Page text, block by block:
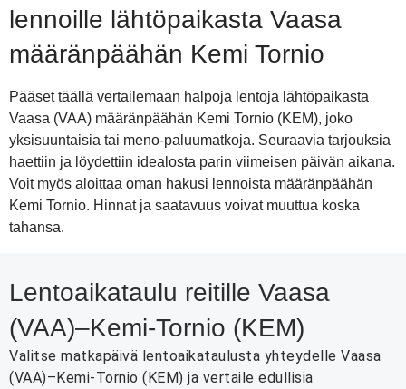
lennoille lähtöpaikasta Vaasa
määränpäähän Kemi Tornio
Pääset täällä vertailemaan halpoja lentoja lähtöpaikasta
Vaasa (VAA) määränpäähän Kemi Tornio (KEM), joko
yksisuuntaisia tai meno-paluumatkoja. Seuraavia tarjouksia
haettiin ja löydettiin idealosta parin viimeisen päivän aikana.
Voit myös aloittaa oman hakusi lennoista määränpäähän
Kemi Tornio. Hinnat ja saatavuus voivat muuttua koska
tahansa.
Lentoaikataulu reitille Vaasa
(VAA)–Kemi-Tornio (KEM)
Valitse matkapäivä lentoaikataulusta yhteydelle Vaasa
(VAA)–Kemi-Tornio (KEM) ja vertaile edullisia